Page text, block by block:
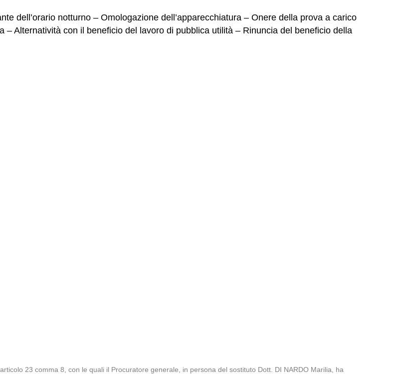
dell’orario notturno – Omologazione dell’apparecchiatura – Onere della prova a carico
Alternatività con il beneficio del lavoro di pubblica utilità – Rinuncia del beneficio della
23 comma 8, con le quali il Procuratore generale, in persona del sostituto Dott. DI NARDO Marilia, ha